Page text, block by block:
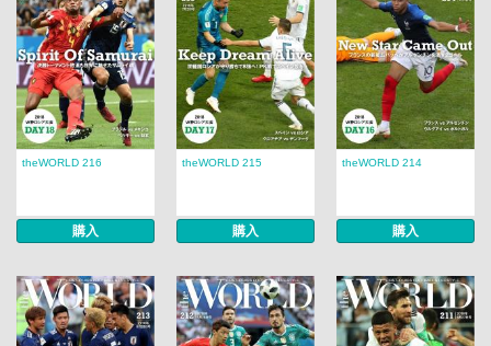
theWORLD 216
購入
theWORLD 215
購入
theWORLD 214
購入